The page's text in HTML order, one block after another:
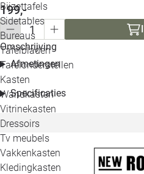
Bijzettafels
Sidetables
Bureaus
Tafelbladen
Tafelonderstellen
Kasten
Wandkasten
Vitrinekasten
Dressoirs
Tv meubels
Vakkenkasten
Kledingkasten
199,-
Omschrijving
Afmetingen
Specificaties